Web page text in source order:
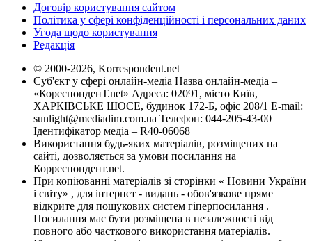
Договір користування сайтом
Політика у сфері конфіденційності і персональних даних
Угода щодо користування
Редакція
© 2000-2026, Korrespondent.net
Суб'єкт у сфері онлайн-медіа Назва онлайн-медіа –
«КореспонденТ.net» Адреса: 02091, місто Київ,
ХАРКІВСЬКЕ ШОСЕ, будинок 172-Б, офіс 208/1 E-mail:
sunlight@mediadim.com.ua Телефон: 044-205-43-00
Ідентифікатор медіа – R40-06068
Використання будь-яких матеріалів, розміщених на
сайті, дозволяється за умови посилання на
Корреспондент.net.
При копіюванні матеріалів зі сторінки « Новини України
і світу» , для інтернет - видань - обов'язкове пряме
відкрите для пошукових систем гіперпосилання .
Посилання має бути розміщена в незалежності від
повного або часткового використання матеріалів.